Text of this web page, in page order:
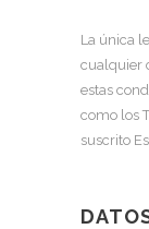
La única
cualquier
estas
como los
suscrito